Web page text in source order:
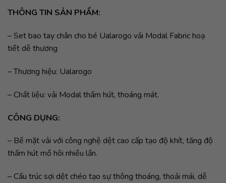
THÔNG TIN SẢN PHẨM:
– Set bao tay chân cho bé Ualarogo vải Modal Fabric hoạ
tiết dễ thương
– Thương hiệu: Ualarogo
– Chất liệu: vải Modal thấm hút, thoáng mát.
CÔNG DỤNG:
– Bề mặt vải với công nghệ dệt cao cấp tạo độ khít, tăng độ
thấm hút mồ hôi nhiều lần.
– Cấu trúc sợi dệt chéo tạo sự thông thoáng, thoải mái, dễ